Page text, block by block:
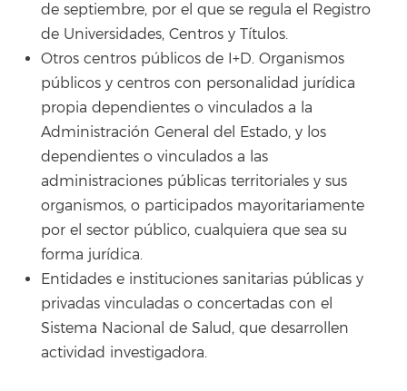
de septiembre, por el que se regula el Registro
de Universidades, Centros y Títulos.
Otros centros públicos de I+D. Organismos
públicos y centros con personalidad jurídica
propia dependientes o vinculados a la
Administración General del Estado, y los
dependientes o vinculados a las
administraciones públicas territoriales y sus
organismos, o participados mayoritariamente
por el sector público, cualquiera que sea su
forma jurídica.
Entidades e instituciones sanitarias públicas y
privadas vinculadas o concertadas con el
Sistema Nacional de Salud, que desarrollen
actividad investigadora.